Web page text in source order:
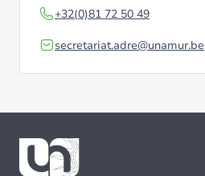
+32(0)81 72 50 49
secretariat.adre@unamur.be